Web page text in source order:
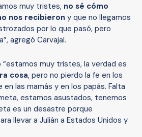
muy tristes, no sé cómo
nos recibieron y que no llegamos
por lo que pasó, pero
agregó Carvajal.
“estamos muy tristes, la verdad es
cosa, pero no pierdo la fe en los
las mamás y en los papás. Falta
estamos asustados, tenemos
es un desastre porque
llevar a Julián a Estados Unidos y